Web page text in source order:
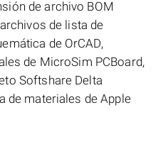
de archivo BOM
de lista de
de OrCAD,
de MicroSim PCBoard,
Softshare Delta
de materiales de Apple